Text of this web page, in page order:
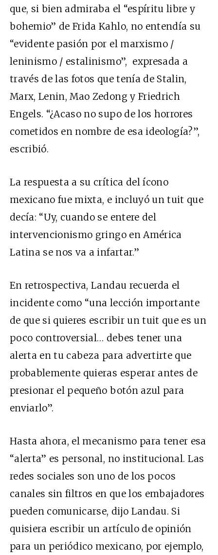
que, si bien admiraba el “espíritu libre y
bohemio” de Frida Kahlo, no entendía su
“evidente pasión por el marxismo /
leninismo / estalinismo”, expresada a
través de las fotos que tenía de Stalin,
Marx, Lenin, Mao Zedong y Friedrich
Engels. “¿Acaso no supo de los horrores
cometidos en nombre de esa ideología?”,
escribió.
La respuesta a su crítica del ícono
mexicano fue mixta, e incluyó un tuit que
decía: “Uy, cuando se entere del
intervencionismo gringo en América
Latina se nos va a infartar.”
En retrospectiva, Landau recuerda el
incidente como “una lección importante
de que si quieres escribir un tuit que es un
poco controversial… debes tener una
alerta en tu cabeza para advertirte que
probablemente quieras esperar antes de
presionar el pequeño botón azul para
enviarlo”.
Hasta ahora, el mecanismo para tener esa
“alerta” es personal, no institucional. Las
redes sociales son uno de los pocos
canales sin filtros en que los embajadores
pueden comunicarse, dijo Landau. Si
quisiera escribir un artículo de opinión
para un periódico mexicano, por ejemplo,